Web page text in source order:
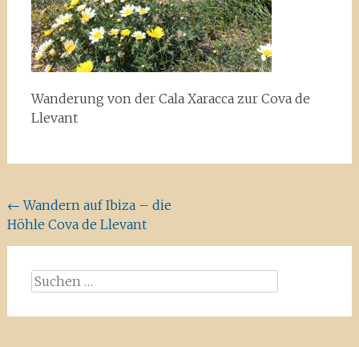
Wanderung von der Cala Xaracca zur Cova de
Llevant
Beitragsnavigation
← Wandern auf Ibiza – die
Höhle Cova de Llevant
Suchen